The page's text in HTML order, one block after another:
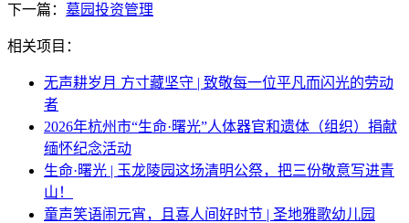
下一篇： 墓园投资管理
相关项目：
无声耕岁月 方寸藏坚守 | 致敬每一位平凡而闪光的劳动
者
2026年杭州市“生命·曙光”人体器官和遗体（组织）捐献
缅怀纪念活动
生命·曙光 | 玉龙陵园这场清明公祭，把三份敬意写进青
山！
童声笑语闹元宵，且喜人间好时节 | 圣地雅歌幼儿园